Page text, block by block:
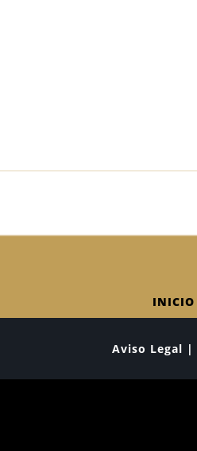
INICIO
Aviso Legal